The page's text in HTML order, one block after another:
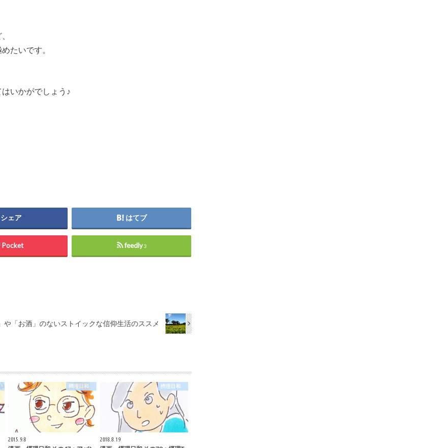
たいです。
いかがでしょう♪
シェア はてブ
Pocket feedly3
や「お酒」のないストイックな信仰生活のススメ
摂理日和
2015.9.8
摂理日和
2018.8.19